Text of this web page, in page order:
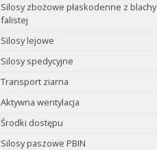
Silosy zbożowe płaskodenne z blachy
falistej
Silosy lejowe
Silosy spedycyjne
Transport ziarna
Aktywna wentylacja
Środki dostępu
Silosy paszowe PBIN